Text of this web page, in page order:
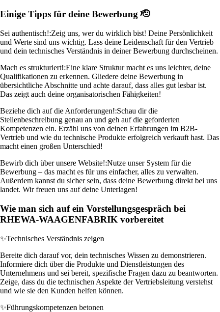
Einige Tipps für deine Bewerbung 🫡
Sei authentisch!:Zeig uns, wer du wirklich bist! Deine Persönlichkeit
und Werte sind uns wichtig. Lass deine Leidenschaft für den Vertrieb
und dein technisches Verständnis in deiner Bewerbung durchscheinen.
Mach es strukturiert!:Eine klare Struktur macht es uns leichter, deine
Qualifikationen zu erkennen. Gliedere deine Bewerbung in
übersichtliche Abschnitte und achte darauf, dass alles gut lesbar ist.
Das zeigt auch deine organisatorischen Fähigkeiten!
Beziehe dich auf die Anforderungen!:Schau dir die
Stellenbeschreibung genau an und geh auf die geforderten
Kompetenzen ein. Erzähl uns von deinen Erfahrungen im B2B-
Vertrieb und wie du technische Produkte erfolgreich verkauft hast. Das
macht einen großen Unterschied!
Bewirb dich über unsere Website!:Nutze unser System für die
Bewerbung – das macht es für uns einfacher, alles zu verwalten.
Außerdem kannst du sicher sein, dass deine Bewerbung direkt bei uns
landet. Wir freuen uns auf deine Unterlagen!
Wie man sich auf ein Vorstellungsgespräch bei
RHEWA-WAAGENFABRIK vorbereitet
✨Technisches Verständnis zeigen
Bereite dich darauf vor, dein technisches Wissen zu demonstrieren.
Informiere dich über die Produkte und Dienstleistungen des
Unternehmens und sei bereit, spezifische Fragen dazu zu beantworten.
Zeige, dass du die technischen Aspekte der Vertriebsleitung verstehst
und wie sie den Kunden helfen können.
✨Führungskompetenzen betonen